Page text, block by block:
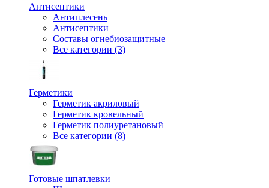
Антисептики
Антиплесень
Антисептики
Составы огнебиозащитные
Все категории (3)
Герметики
Герметик акриловый
Герметик кровельный
Герметик полиуретановый
Все категории (8)
Готовые шпатлевки